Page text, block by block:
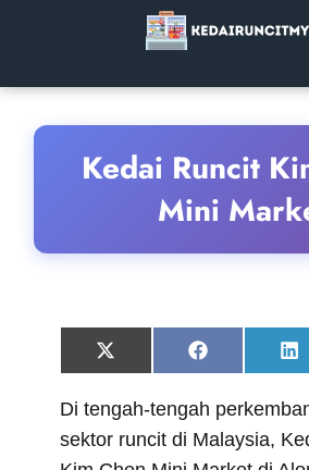
Kedai Runcit
Mini
Share
on
X
(
w
t
Share
on
F
a
e
o
o
L
i
k
d
I
Di tengah-tengah
sektor runcit di Malaysia,